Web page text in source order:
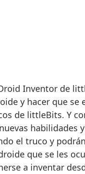
y hacer que se
de littleBits. Y
habilidades
el truco y
que se les
a inventar